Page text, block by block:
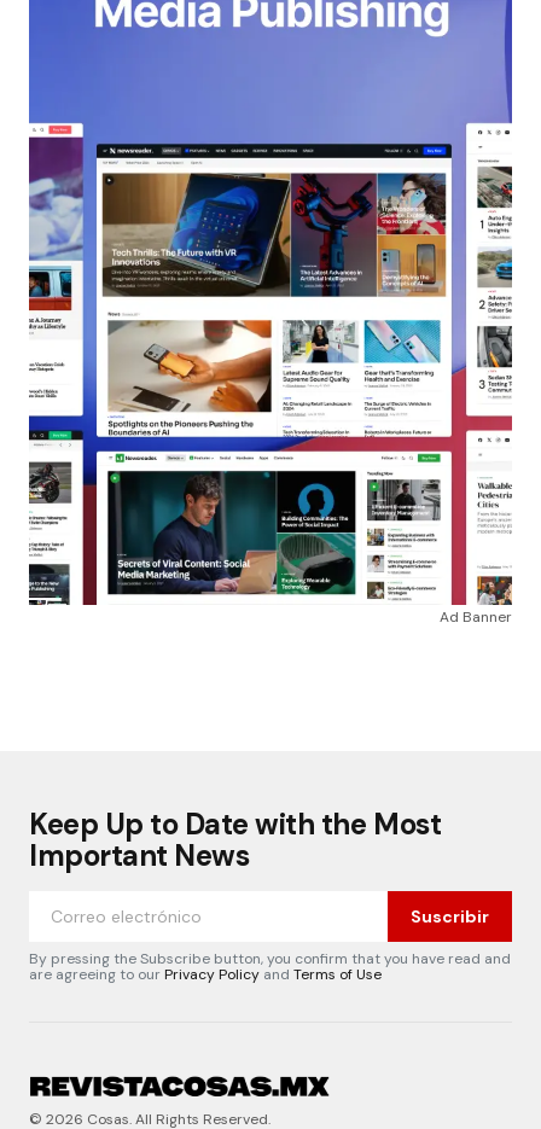
Ad Banner
Keep Up to Date with the Most
Important News
Suscribir
By pressing the Subscribe button, you confirm that you have read and
are agreeing to ourPrivacy Policy and Terms of Use
© 2026 Cosas. All Rights Reserved.